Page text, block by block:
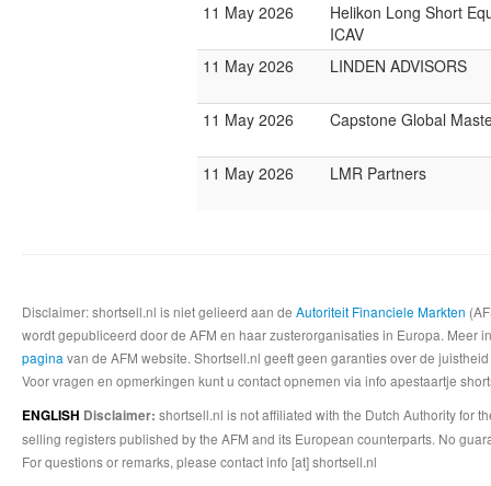
11 May 2026
Helikon Long Short
ICAV
11 May 2026
LINDEN ADVISORS
11 May 2026 Capstone Global
11 May 2026 LMR Partners
Disclaimer: shortsell.nl is niet gelieerd aan de Autoriteit Financiele Markten
wordt gepubliceerd door de AFM en haar zusterorganisaties in Europa.
pagina van de AFM website. Shortsell.nl geeft geen garanties over de
Voor vragen en opmerkingen kunt u contact opnemen via info apestaartje
ENGLISH Disclaimer: shortsell.nl is not affiliated with the Dutch Authority for
selling registers published by the AFM and its European counterparts. No
For questions or remarks, please contact info [at] shortsell.nl